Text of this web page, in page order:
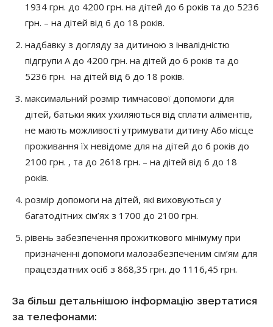
1934 грн. до 4200 грн. на дітей до 6 років та до 5236
грн. – на дітей від 6 до 18 років.
надбавку з догляду за дитиною з інвалідністю
підгрупи А до 4200 грн. на дітей до 6 років та до
5236 грн. на дітей від 6 до 18 років.
максимальний розмір тимчасової допомоги для
дітей, батьки яких ухиляються від сплати аліментів,
не мають можливості утримувати дитину Або місце
проживання їх невідоме для на дітей до 6 років до
2100 грн. , та до 2618 грн. – на дітей від 6 до 18
років.
розмір допомоги на дітей, які виховуються у
багатодітних сім’ях з 1700 до 2100 грн.
рівень забезпечення прожиткового мінімуму при
призначенні допомоги малозабезпеченим сім’ям для
працездатних осіб з 868,35 грн. до 1116,45 грн.
За більш детальнішою інформацію звертатися
за телефонами: